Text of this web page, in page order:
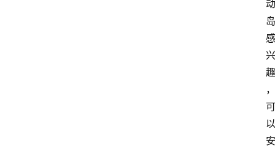
动
岛
感
兴
趣
，
可
以
安